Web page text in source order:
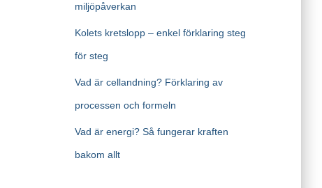
miljöpåverkan
Kolets kretslopp – enkel förklaring steg
för steg
Vad är cellandning? Förklaring av
processen och formeln
Vad är energi? Så fungerar kraften
bakom allt